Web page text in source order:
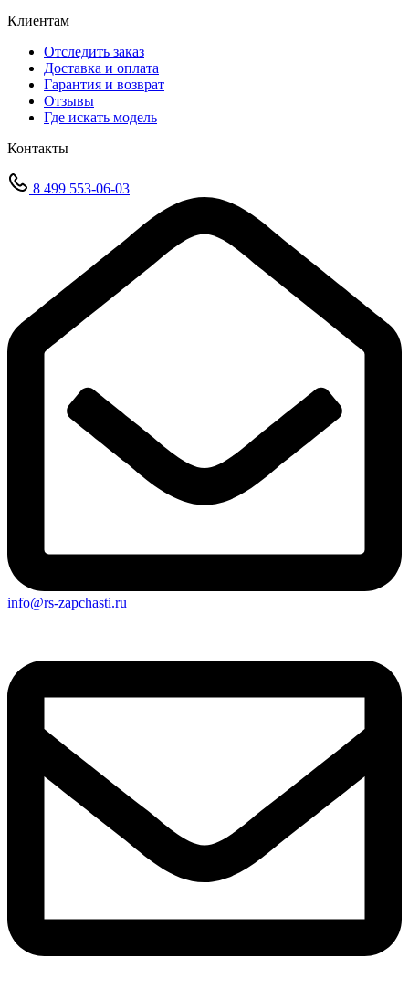
Клиентам
Отследить заказ
Доставка и оплата
Гарантия и возврат
Отзывы
Где искать модель
Контакты
8 499 553-06-03
info@rs-zapchasti.ru